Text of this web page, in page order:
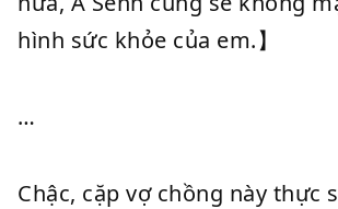
hình sức khỏe của em.】
…
Chậc, cặp vợ chồng này thực